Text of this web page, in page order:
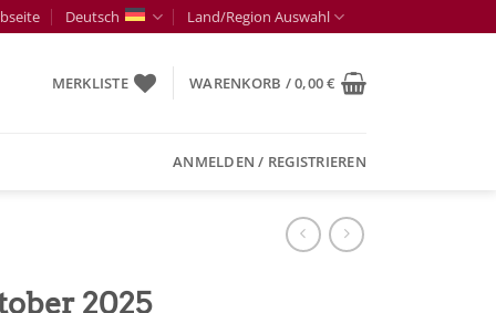
Deutsch Land/Region Auswahl
MERKLISTE WARENKORB /0,00€
ANMELDEN / REGISTRIEREN
2025